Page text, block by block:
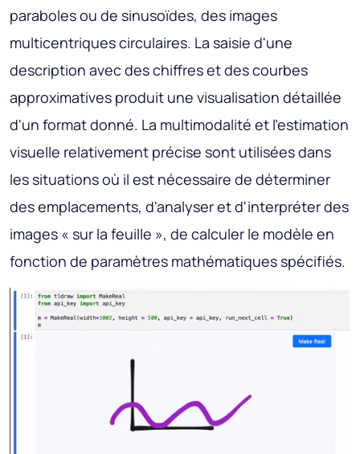
paraboles ou de sinusoïdes, des images
multicentriques circulaires. La saisie d'une
description avec des chiffres et des courbes
approximatives produit une visualisation détaillée
d'un format donné. La multimodalité et l'estimation
visuelle relativement précise sont utilisées dans
les situations où il est nécessaire de déterminer
des emplacements, d'analyser et d'interpréter des
images « sur la feuille », de calculer le modèle en
fonction de paramètres mathématiques spécifiés.